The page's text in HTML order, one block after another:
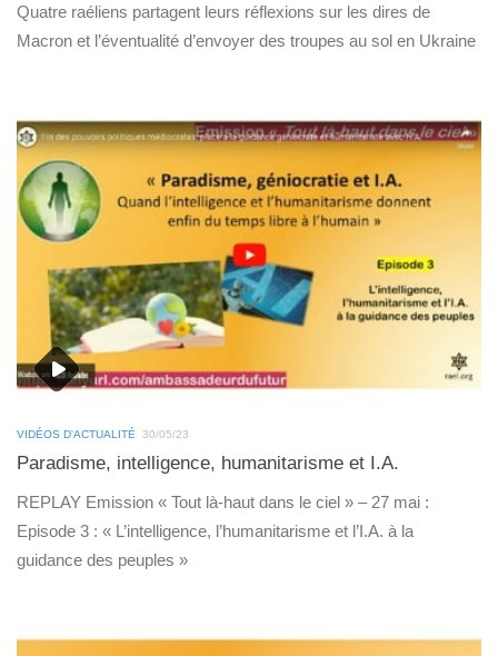
Quatre raéliens partagent leurs réflexions sur les dires de
Macron et l’éventualité d’envoyer des troupes au sol en Ukraine
VIDÉOS D'ACTUALITÉ 30/05/23
Paradisme, intelligence, humanitarisme et I.A.
REPLAY Emission « Tout là-haut dans le ciel » – 27 mai :
Episode 3 : « L’intelligence, l’humanitarisme et l’I.A. à la
guidance des peuples »